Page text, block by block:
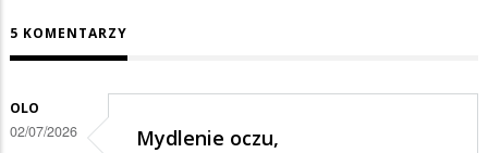
5 KOMENTARZY
OLO
02/07/2026 Mydlenie oczu,